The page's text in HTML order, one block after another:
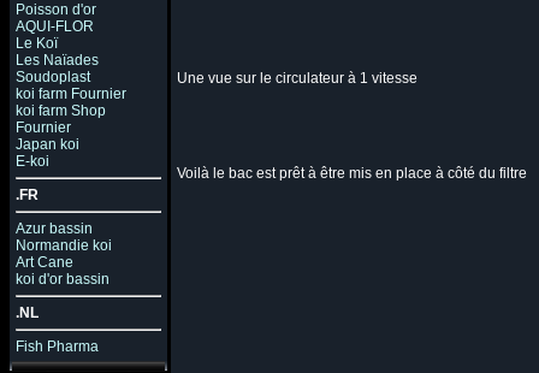
Poisson d'or
AQUI-FLOR
Le Koï
Les Naïades
Soudoplast
koi farm Fournier
koi farm Shop
Fournier
Japan koi
E-koi
.FR
Azur bassin
Normandie koi
Art Cane
koi d'or bassin
.NL
Fish Pharma
Une vue sur le circulateur à 1 vitesse
Voilà le bac est prêt à être mis en place à côté du filtre